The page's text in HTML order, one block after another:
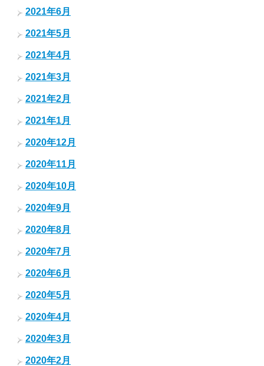
2021年6月
2021年5月
2021年4月
2021年3月
2021年2月
2021年1月
2020年12月
2020年11月
2020年10月
2020年9月
2020年8月
2020年7月
2020年6月
2020年5月
2020年4月
2020年3月
2020年2月